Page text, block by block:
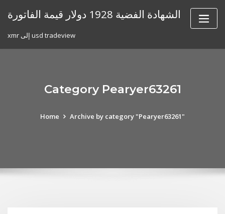
الشهادة الفضية 1928 دولار قيمة الفاتورة
xmr إلى usd tradeview
Category Pearyer63261
Home Archive by category "Pearyer63261"